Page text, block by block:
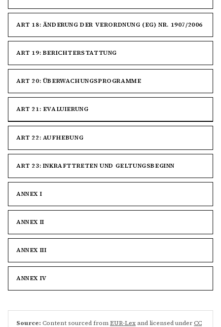
ART 18: ÄNDERUNG DER VERORDNUNG (EG) NR. 1907/2006
ART 19: BERICHTERSTATTUNG
ART 20: ÜBERWACHUNGSPROGRAMME
ART 21: EVALUIERUNG
ART 22: AUFHEBUNG
ART 23: INKRAFTTRETEN UND GELTUNGSBEGINN
ANNEX I
ANNEX II
ANNEX III
ANNEX IV
Source: Content sourced fromEUR-Lexand licensed underCC